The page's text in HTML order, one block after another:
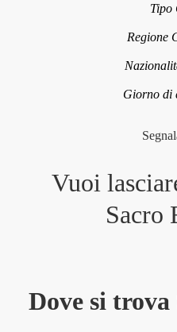
Tipo
Regione
Giorno di
Vuoi
Sacro
Dove si trova